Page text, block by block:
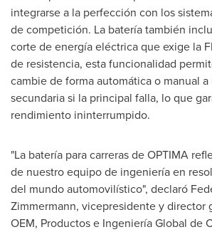
integrarse a la perfección con los
de competición. La batería también
corte de energía eléctrica que exige la
de resistencia, esta funcionalidad
cambie de forma automática o manual
secundaria si la principal falla, lo que
rendimiento ininterrumpido.
"La batería para carreras de OPTIMA
de nuestro equipo de ingeniería en
del mundo automovilístico", declaró
Zimmermann, vicepresidente y director
OEM, Productos e Ingeniería Global de